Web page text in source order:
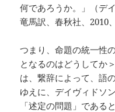
何であろうか。」（デ
竜馬訳、春秋社、2010
つまり、命題の統一性
となるのはどうしてか
は、繋辞によって、語
ゆえに、デイヴィドソ
「述定の問題」である